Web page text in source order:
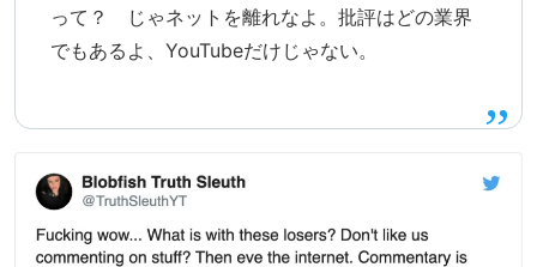
って？ じゃネットを離れなよ。批評はどの業界
でもあるよ、YouTubeだけじゃない。